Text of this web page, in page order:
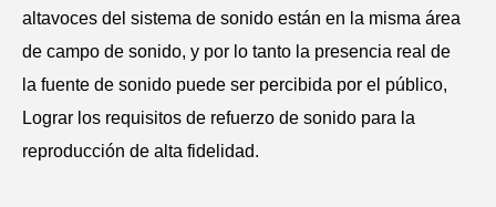
altavoces del sistema de sonido están en la misma área
de campo de sonido, y por lo tanto la presencia real de
la fuente de sonido puede ser percibida por el público,
Lograr los requisitos de refuerzo de sonido para la
reproducción de alta fidelidad.